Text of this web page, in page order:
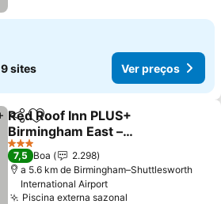
9 sites Ver preços
PartilharAdicionar aos favoritos
Red Roof Inn PLUS+
Birmingham East –
Irondale/Airport
Ver preços
3 Estrelas
7,5 Boa
2.298
a 5.6 km de Birmingham–Shuttlesworth
International Airport
Piscina externa sazonal